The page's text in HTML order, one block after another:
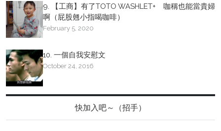
9. 【工商】有了TOTO WASHLET+ 咖稱也能當貴婦
啊（屁股翹小指喝咖啡）
February 5, 2020
10. 一個自我安慰文
October 24, 2016
快加入吧～（招手）